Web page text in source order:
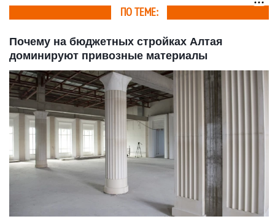
ПО ТЕМЕ:
Почему на бюджетных стройках Алтая
доминируют привозные материалы